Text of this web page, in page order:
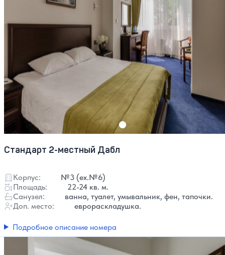
Стандарт 2-местный Дабл
Корпус:
№3 (ex.№6)
Площадь:
22-24 кв. м.
Санузел:
ванна, туалет, умывальник, фен, тапочки.
Доп. место:
еврораскладушка.
Подробное описание номера